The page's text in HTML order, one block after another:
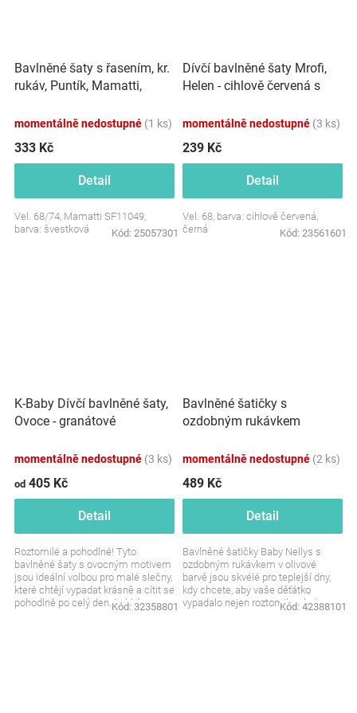
Bavlněné šaty s řasením, kr.
rukáv, Puntík, Mamatti,
momentálně nedostupné (1 ks)
333 Kč
Detail
Vel. 68/74, Mamatti SF11049,
barva: švestková
Kód: 25057301
Dívčí bavlněné šaty Mrofi,
Helen - cihlově červená s
momentálně nedostupné (3 ks)
239 Kč
Detail
Vel. 68, barva: cihlově červená,
černá
Kód: 23561601
K-Baby Dívčí bavlněné šaty,
Ovoce - granátové
momentálně nedostupné (3 ks)
od 405 Kč
Detail
Roztomilé a pohodlné! Tyto
bavlněné šaty s ovocným motivem
jsou ideální volbou pro malé slečny,
které chtějí vypadat krásně a cítit se
pohodlně po celý den. Lehký a
Kód: 32358801
Bavlněné šatičky s
ozdobným rukávkem
momentálně nedostupné (2 ks)
489 Kč
Detail
Bavlněné šatičky Baby Nellys s
ozdobným rukávkem v olivové
barvě jsou skvélé pro teplejší dny,
kdy chcete, aby vaše děťátko
vypadalo nejen roztomile, ale i
Kód: 42388101